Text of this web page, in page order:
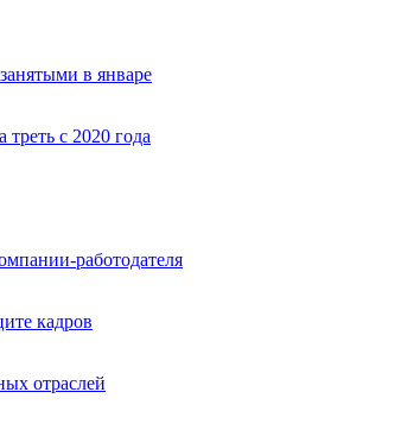
в январе
с 2020 года
работодателя
кадров
отраслей